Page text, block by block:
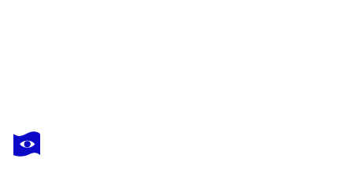
ALEXANDER
KLEMENS